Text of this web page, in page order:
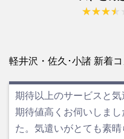
軽井沢・佐久･小諸 新着コ
期待以上のサービスと
期待値高くお伺いしま
た。気遣いがとても素